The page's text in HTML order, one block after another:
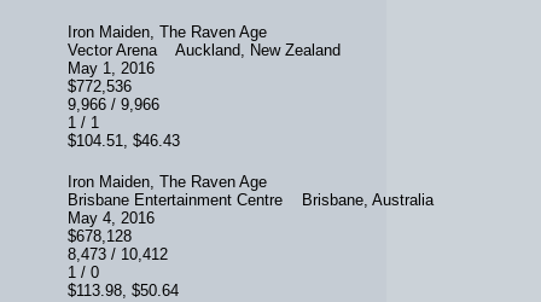
Iron Maiden, The Raven Age
Vector Arena Auckland, New Zealand
May 1, 2016
$772,536
9,966 / 9,966
1 / 1
$104.51, $46.43
Iron Maiden, The Raven Age
Brisbane Entertainment Centre Brisbane, Australia
May 4, 2016
$678,128
8,473 / 10,412
1 / 0
$113.98, $50.64